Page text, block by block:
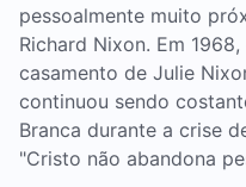
pessoalmente muito
Richard Nixon. Em
casamento de Julie
continuou sendo
Branca durante a crise
"Cristo não abandona